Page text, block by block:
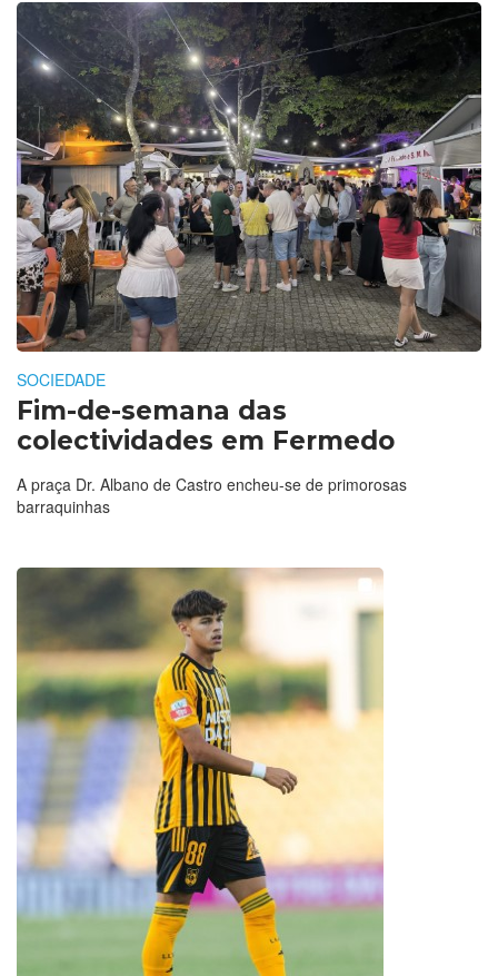
SOCIEDADE
Fim-de-semana das
colectividades em Fermedo
A praça Dr. Albano de Castro encheu-se de primorosas
barraquinhas